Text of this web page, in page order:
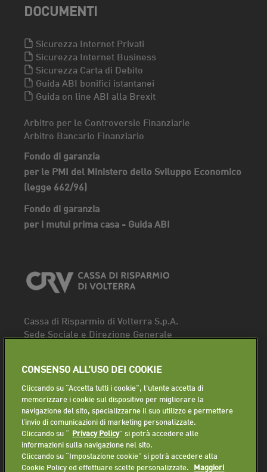
DOCUMENTI
Sicurezza Internet Privati
Sicurezza Internet Business
Sicurezza Carta di Debito
Guida ABI bonifici istantanei
Guida on line ABI alla Brexit
Arbitro per le Controversie Finanziarie
Arbitro Bancario Finanziario
Fondo di garanzia
per le PMI del Ministero dello Sviluppo Economico
(legge 662/96)
Fondo di garanzia
per i mutui prima casa - Guida ABI
Cassa di Risparmio di Volterra S.p.A.
Sede Sociale e Direzione Generale
Fax. 0588 86940
Segui la pagina
Lavora con noi
CONSENSO ALL’USO DEI COOKIE
Cliccando su “Accetta tutti i cookie”, l'utente accetta di
memorizzare i cookie sul dispositivo per migliorare la
navigazione del sito, specializzarne il suo utilizzo e permettere
l’invio di comunicazioni di marketing personalizzate.
Cliccando su “ Privacy Policy” si potrà accedere alle
informazioni sulla navigazione nel sito.
Cliccando su “Impostazione cookie” si potrà accedere alla
Cookie Policy ed effettuare scelte personalizzate. Maggiori